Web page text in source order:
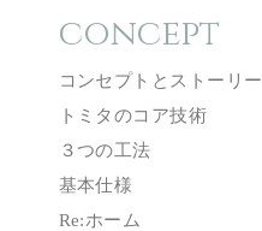
concept
コンセプトとストーリー
トミタのコア技術
３つの工法
基本仕様
Re:ホーム